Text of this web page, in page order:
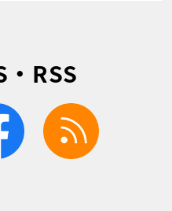
RSS
facebook